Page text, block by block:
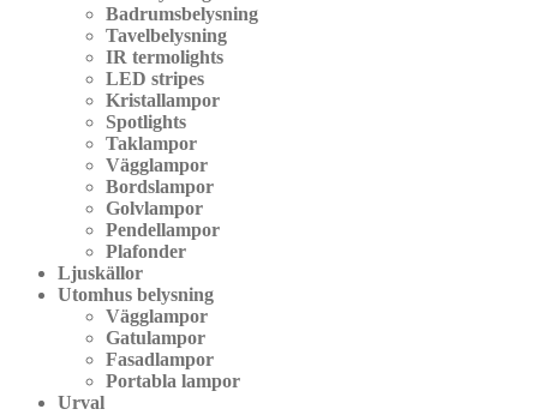
Badrumsbelysning
Tavelbelysning
IR termolights
LED stripes
Kristallampor
Spotlights
Taklampor
Vägglampor
Bordslampor
Golvlampor
Pendellampor
Plafonder
Ljuskällor
Utomhus belysning
Vägglampor
Gatulampor
Fasadlampor
Portabla lampor
Urval